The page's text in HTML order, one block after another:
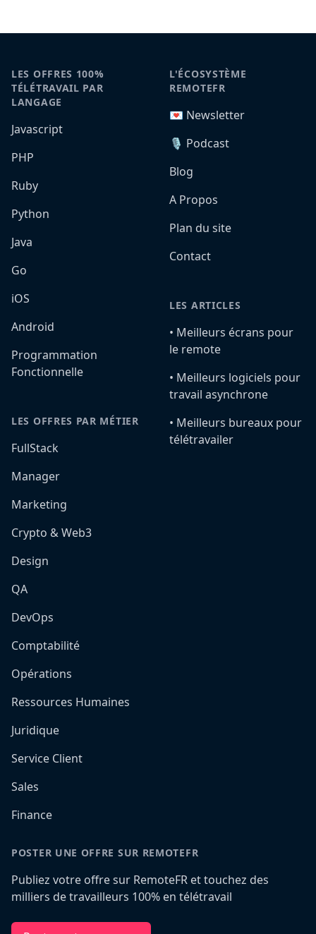
LES OFFRES 100%
TÉLÉTRAVAIL PAR
LANGAGE
Javascript
PHP
Ruby
Python
Java
Go
iOS
Android
Programmation
Fonctionnelle
LES OFFRES PAR MÉTIER
FullStack
Manager
Marketing
Crypto & Web3
Design
QA
DevOps
Comptabilité
Opérations
Ressources Humaines
Juridique
Service Client
Sales
Finance
L'ÉCOSYSTÈME
REMOTEFR
💌 Newsletter
🎙️ Podcast
Blog
A Propos
Plan du site
Contact
LES ARTICLES
•️ Meilleurs écrans pour
le remote
•️ Meilleurs logiciels pour
travail asynchrone
•️ Meilleurs bureaux pour
télétravailer
POSTER UNE OFFRE SUR REMOTEFR
Publiez votre offre sur RemoteFR et touchez des
milliers de travailleurs 100% en télétravail